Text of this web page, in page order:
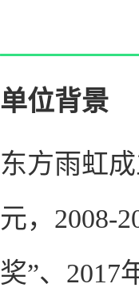
单位背景
东方雨虹
元，2008-
奖”、2017